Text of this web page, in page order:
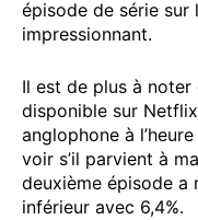
épisode de série sur
impressionnant.
Il est de plus à
disponible sur
anglophone à
voir s’il parvient à
deuxième épisode a
inférieur avec 6,4%.